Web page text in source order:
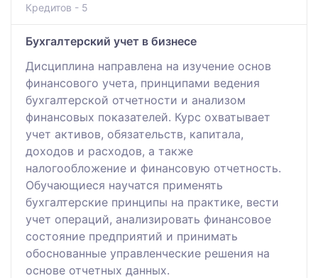
Кредитов - 5
Бухгалтерский учет в бизнесе
Дисциплина направлена на изучение основ
финансового учета, принципами ведения
бухгалтерской отчетности и анализом
финансовых показателей. Курс охватывает
учет активов, обязательств, капитала,
доходов и расходов, а также
налогообложение и финансовую отчетность.
Обучающиеся научатся применять
бухгалтерские принципы на практике, вести
учет операций, анализировать финансовое
состояние предприятий и принимать
обоснованные управленческие решения на
основе отчетных данных.